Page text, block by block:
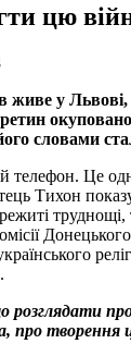
цю
живе у
словами
Це
Тихон
труднощі,
про творення